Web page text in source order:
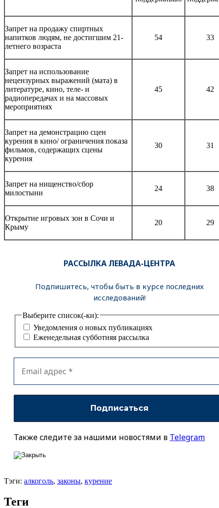
Запрет на продажу спиртных
напитков людям, не достигшим 21-
летнего возраста
54 33
Запрет на использование
нецензурных выражений (мата) в
литературе, кино, теле- и
радиопередачах и на массовых
мероприятиях
45 42
Запрет на демонстрацию сцен
курения в кино/ ограничения показа
фильмов, содержащих сцены
курения
30 31
Запрет на нищенство/сбор
милостыни
24 38
Открытие игровых зон в Сочи и
Крыму
20 29
РАССЫЛКА ЛЕВАДА-ЦЕНТРА
Подпишитесь, чтобы быть в курсе последних
исследований!
Выберите список(-ки):
Уведомления о новых публикациях
Еженедельная субботняя рассылка
Также следите за нашими новостями в Telegram
Тэги: алкоголь, законы, курение
Теги